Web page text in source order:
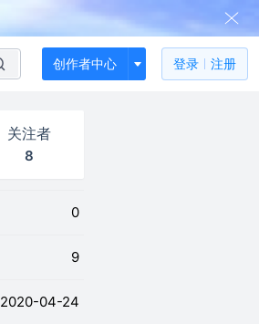
创作者中心 登录 注册
关注者
8
0
9
2020-04-24